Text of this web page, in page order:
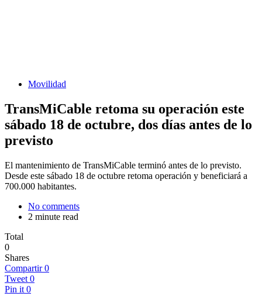
Movilidad
TransMiCable retoma su operación este
sábado 18 de octubre, dos días antes de lo
previsto
El mantenimiento de TransMiCable terminó antes de lo previsto.
Desde este sábado 18 de octubre retoma operación y beneficiará a
700.000 habitantes.
No comments
2 minute read
Total
0
Shares
Compartir 0
Tweet 0
Pin it 0